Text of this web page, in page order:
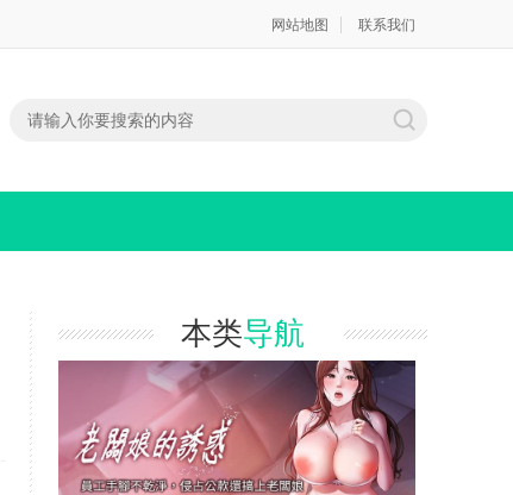
网站地图 联系我们
本类导航